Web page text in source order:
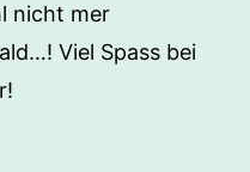
nicht mer
Viel Spass bei